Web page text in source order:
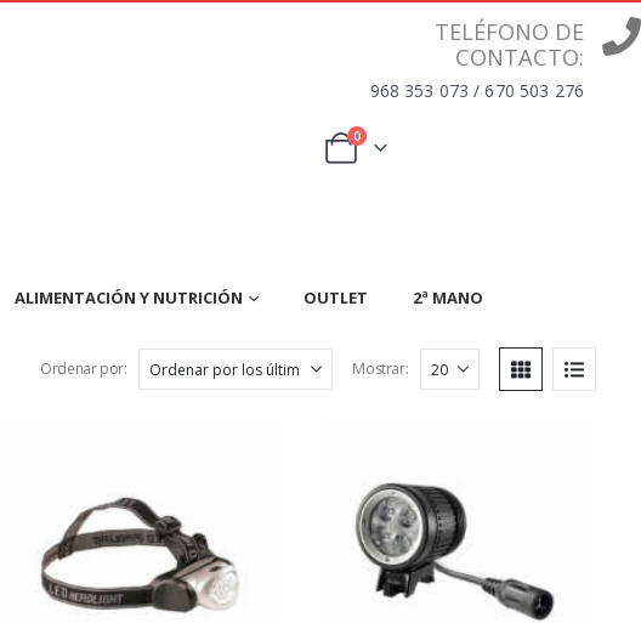
TELÉFONO DE
CONTACTO:
968 353 073 / 670 503 276
0
ALIMENTACIÓN Y NUTRICIÓN OUTLET 2ª MANO
Ordenar por: Mostrar: